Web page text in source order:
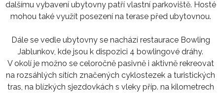
dalšímu vybavení ubytovny patří vlastní parkoviště. Hosté
mohou také využít posezení na terase před ubytovnou.
Dále se vedle ubytovny se nachází restaurace Bowling
Jablunkov, kde jsou k dispozici 4 bowlingové dráhy.
V okolí je možno se celoročně pasivně i aktivně rekreovat
na rozsáhlých sítích značených cyklostezek a turistických
tras, na blízkých sjezdovkách s vleky příp. na kilometrech